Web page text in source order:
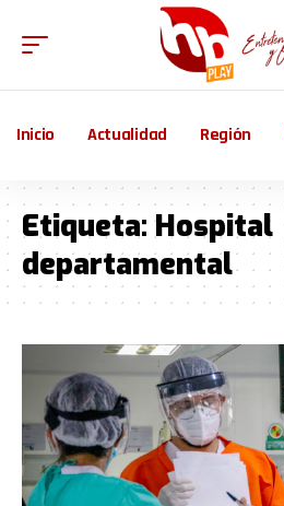
Inicio Actualidad Región
Etiqueta:Hospital
departamental